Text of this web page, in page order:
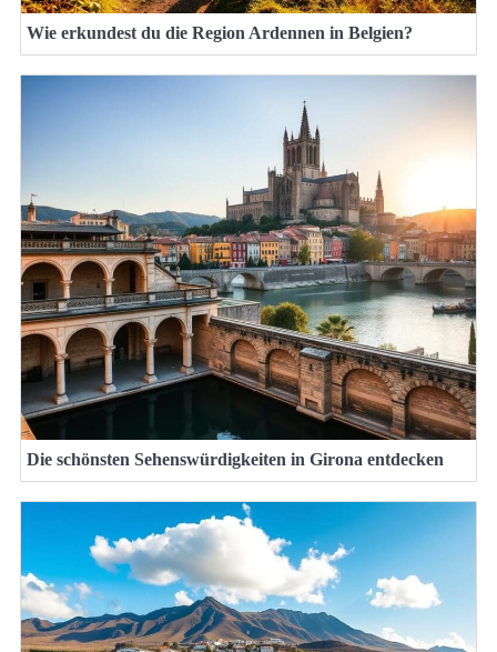
Wie erkundest du die Region Ardennen in Belgien?
Die schönsten Sehenswürdigkeiten in Girona entdecken